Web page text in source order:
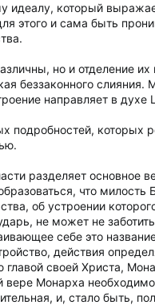
идеалу, который
этого и сама быть
но и отделение
беззаконного
направляет в
подробностей, которых
разделяет основное
что
об устроении
не может не
себе это
действия
своей Христа,
Монарха
и, стало быть,